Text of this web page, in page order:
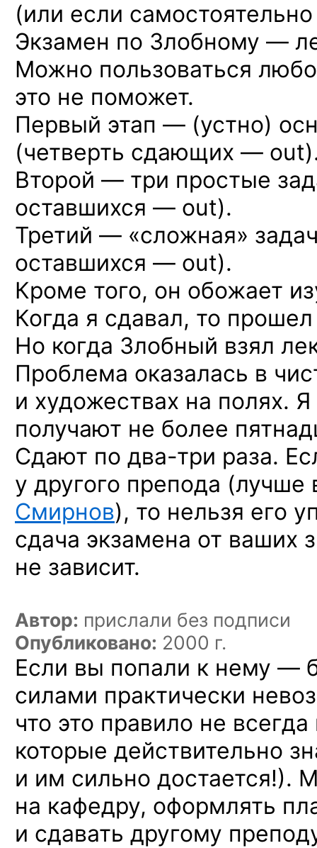
(или если
Экзамен по Злобному —
Можно пользоваться
это не поможет.
Первый этап — (устно)
(четверть сдающих —
Второй — три простые
оставшихся — out).
Третий — «сложная»
оставшихся — out).
Кроме того, он обожает
Когда я сдавал, то
Но когда Злобный взял
Проблема оказалась в
и художествах на полях.
получают не более
Сдают по два-три раза.
у другого препода (лучше
Смирнов), то нельзя его
сдача экзамена от ваших
не зависит.
Автор: прислали без подписи
Опубликовано: 2000 г.
Если вы попали к нему —
силами практически
что это правило не
которые действительно
и им сильно достается!).
на кафедру, оформлять
и сдавать другому